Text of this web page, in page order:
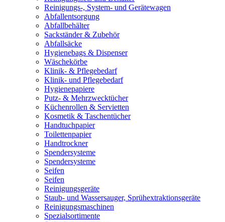
Reinigungs-, System- und Gerätewagen
Abfallentsorgung
Abfallbehälter
Sackständer & Zubehör
Abfallsäcke
Hygienebags & Dispenser
Wäschekörbe
Klinik- & Pflegebedarf
Klinik- und Pflegebedarf
Hygienepapiere
Putz- & Mehrzwecktücher
Küchenrollen & Servietten
Kosmetik & Taschentücher
Handtuchpapier
Toilettenpapier
Handtrockner
Spendersysteme
Spendersysteme
Seifen
Seifen
Reinigungsgeräte
Staub- und Wassersauger, Sprühextraktionsgeräte
Reinigungsmaschinen
Spezialsortimente